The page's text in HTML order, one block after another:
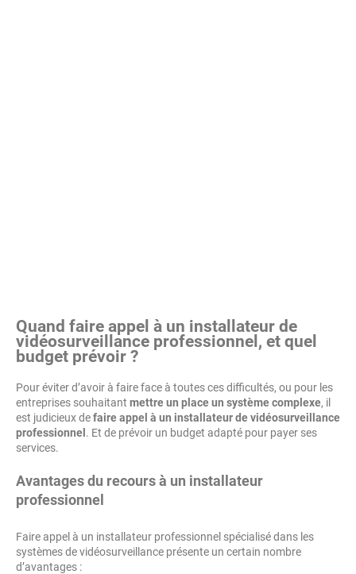
Quand faire appel à un installateur de
vidéosurveillance professionnel, et quel
budget prévoir ?
Pour éviter d’avoir à faire face à toutes ces difficultés, ou pour les
entreprises souhaitant mettre un place un système complexe, il
est judicieux defaire appel à un installateur de vidéosurveillance
professionnel . Et de prévoir un budget adapté pour payer ses
services.
Avantages du recours à un installateur
professionnel
Faire appel à un installateur professionnel spécialisé dans les
systèmes de vidéosurveillance présente un certain nombre
d’avantages :